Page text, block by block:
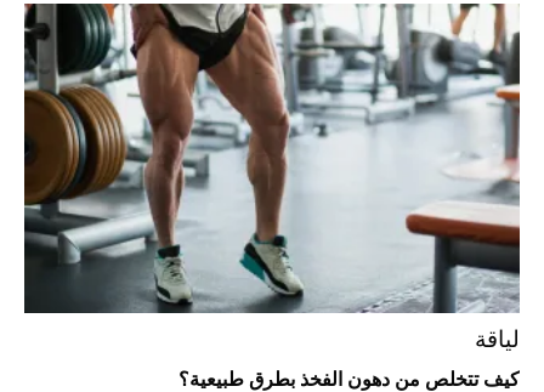
Aston Martin Valiant: على هوى الأبطال
لياقة
كيف تتخلص من دهون الفخذ بطرق طبيعية؟